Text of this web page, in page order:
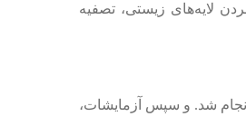
لایه‌‌‌‌‌‌‌‌‌های زیستی، تصفیه
شد. و سپس آزمایشات،